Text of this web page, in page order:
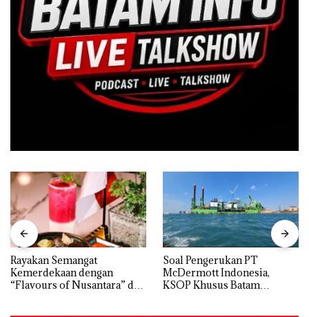
Rayakan Semangat
Kemerdekaan dengan
“Flavours of Nusantara” di
‎Soal Pengerukan PT
McDermott Indonesia,
KSOP Khusus Batam